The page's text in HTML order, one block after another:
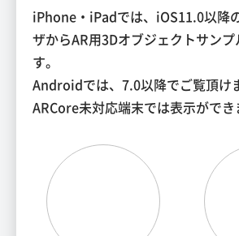
iPhone・iPadでは、iOS11.0以降
ザからAR用3Dオブジェクトサン
す。
Androidでは、7.0以降でご覧頂け
ARCore未対応端末では表示ができ